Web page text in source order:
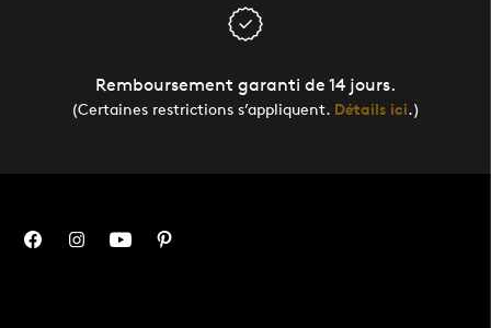
Remboursement garanti de 14 jours.
(Certaines restrictions s’appliquent. Détails ici.)